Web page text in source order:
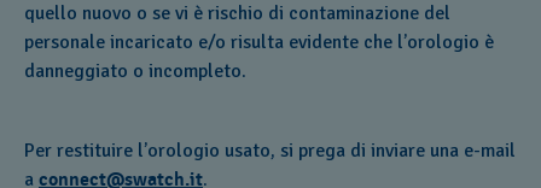
quello nuovo o se vi è rischio di contaminazione del
personale incaricato e/o risulta evidente che l’orologio è
danneggiato o incompleto.
Per restituire l’orologio usato, si prega di inviare una e-mail
a connect@swatch.it.